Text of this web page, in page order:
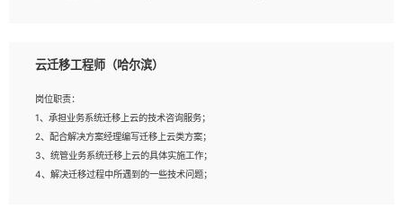
岗位要求：
2、熟悉tensorflow，keras，pytorch等常规深度学习框架，快速根据客户需求实
现有效的模型；
3、熟悉掌握至少一种编程语言，如：Python，Java；
4、 熟悉NLP相关算法与实现；
5、至少有一次及以上问答系统的项目实践，熟悉问答系统全流程开发者优先；
云迁移工程师（哈尔滨）
岗位职责：
1、承担业务系统迁移上云的技术咨询服务；
2、配合解决方案经理编写迁移上云类方案；
3、统管业务系统迁移上云的具体实施工作；
4、解决迁移过程中所遇到的一些技术问题；